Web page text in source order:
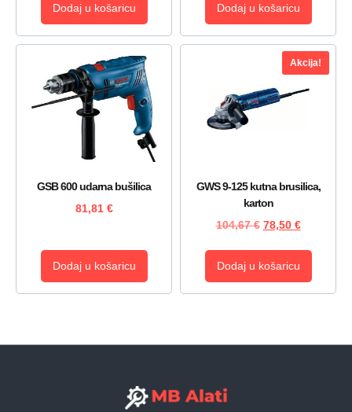
Dodaj u košaricu Dodaj u košaricu
GSB 600 udarna bušilica
81,81 €
Dodaj u košaricu
Akcija!
GWS 9-125 kutna brusilica,
karton
104,67€ 78,50 €
Dodaj u košaricu